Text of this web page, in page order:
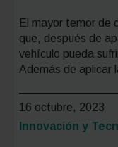
El mayor temor de
que, después de
vehículo pueda
Además de aplicar
16 octubre, 2023
Categoría:
Innovación y